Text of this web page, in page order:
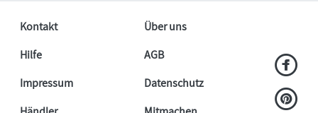
Kontakt
Über uns
Hilfe
AGB
Impressum
Datenschutz